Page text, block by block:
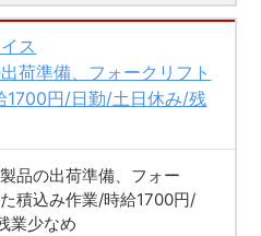
ス
荷準備、フォークリフト
1700円/日勤/土日休み/残
品の出荷準備、フォー
積込み作業/時給1700円/
業少なめ